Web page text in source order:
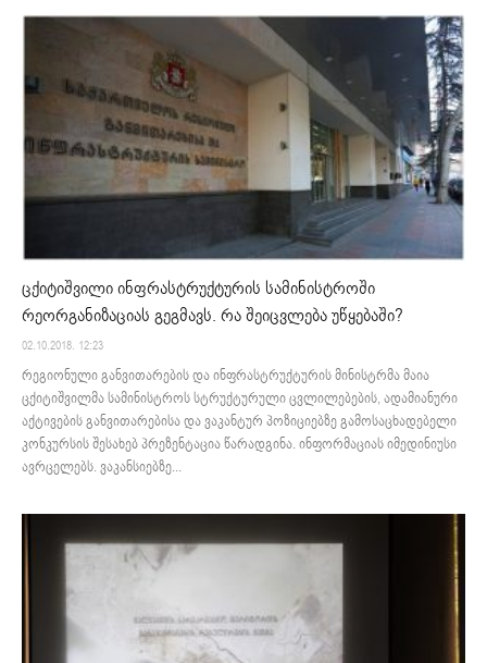
ცქიტიშვილი ინფრასტრუქტურის სამინისტროში
რეორგანიზაციას გეგმავს. რა შეიცვლება უწყებაში?
02.10.2018. 12:23
რეგიონული განვითარების და ინფრასტრუქტურის მინისტრმა მაია
ცქიტიშვილმა სამინისტროს სტრუქტურული ცვლილებების, ადამიანური
აქტივების განვითარებისა და ვაკანტურ პოზიციებზე გამოსაცხადებელი
კონკურსის შესახებ პრეზენტაცია წარადგინა. ინფორმაციას იმედინიუსი
ავრცელებს. ვაკანსიებზე...